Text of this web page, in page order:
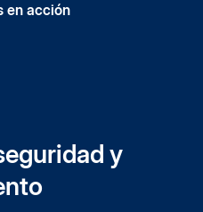
en acción
y